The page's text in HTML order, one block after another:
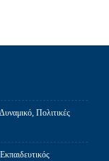
Πολιτικές